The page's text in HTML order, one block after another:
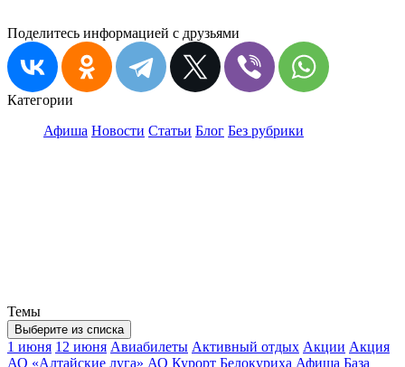
Поделитесь информацией с друзьями
Категории
Афиша Новости Статьи Блог Без рубрики
Темы
Выберите из списка
1 июня 12 июня Авиабилеты Активный отдых Акции Акция
АО «Алтайские луга» АО Курорт Белокуриха Афиша База